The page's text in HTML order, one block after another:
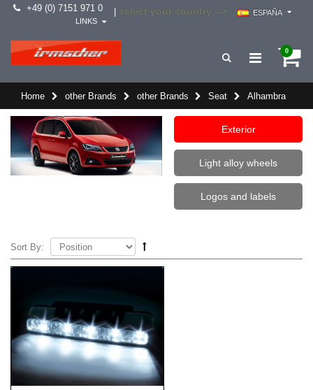
+49 (0) 7151 971 0 select your country -->
ESPAÑA
LINKS
0
Home other Brands other Brands Seat Alhambra
Exterior
Light alloy wheels
Logos and labels
Sort By: